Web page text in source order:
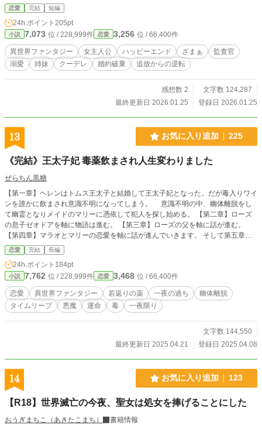
石」の陰謀が隠されていた。 「復讐？ いいえ、これは正
当な監査です」 リリアは感情に流されず、帳簿と証拠、そ
して真実を映す「プリズム」を武器に、姉が築き上げた嘘の
城を一枚ずつ剥がしていく。 孤立無援の彼女を支えるの
は、氷のように冷徹な宰相補佐レオンハルトと、豪快な近衛
騎士団長カミュ。 やがてリリアは、国中を巻き込んだ姉の
洗脳計画を打ち砕き、自分自身の幸せと、不器用な宰相補佐
恋愛 完結 短編
24h.ポイント 205pt
小説 7,073 位 / 228,999件 恋愛 3,256 位 / 66,400件
異世界ファンタジー 女主人公 ハッピーエンド ざまぁ
監査官
溺愛
姉妹 クーデレ 婚約破棄 追放からの逆転
感想数 2
文字数 124,287
最終更新日 2026.01.25
登録日 2026.01.25
13 お気に入り追加 225
《完結》王太子妃 毒薬飲まされ人生変わりました
ぜらちん黒糖
【第一章】ヘレンはトムス王太子と結婚して王太子妃となった。だが毒入りワイ
ンを誰かに飲まされ意識不明になってしまう。 意識不明の中、幽体離脱をし
て幽霊となりメイドのマリーに憑依して犯人を探し始める。 【第二章】ローズ
の息子ゼオドアを軸に物語は進む。 【第三章】ローズの父を軸に話が進む。
【第四章】マラオとマリーの恋愛を軸に話が進んでいきます。 そして第五章よ
りもうひとりの主役が登場します。
恋愛 完結 長編
24h.ポイント 184pt
小説 7,762 位 / 228,999件 恋愛 3,468 位 / 66,400件
恋愛 異世界ファンタジー 若返りの薬 一夜の過ち
幽体離脱
タイムリープ
悪魔 運命 毒 一夜限り
文字数 144,550
最終更新日 2025.04.21
登録日 2025.04.08
14 お気に入り追加 123
【R18】世界滅亡の今夜、聖女は処女を捧げることにした
おうぎまちこ（あきたこまち）
書籍情報